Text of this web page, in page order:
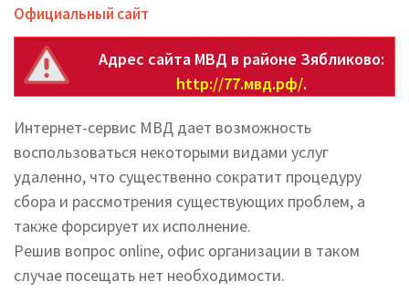
Официальный сайт
Адрес сайта МВД в районе Зябликово:
http://77.мвд.рф/.
Интернет-сервис МВД дает возможность
воспользоваться некоторыми видами услуг
удаленно, что существенно сократит процедуру
сбора и рассмотрения существующих проблем, а
также форсирует их исполнение.
Решив вопрос online, офис организации в таком
случае посещать нет необходимости.